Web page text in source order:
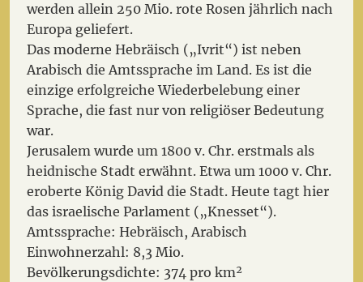
werden allein 250 Mio. rote Rosen jährlich nach
Europa geliefert.
Das moderne Hebräisch („Ivrit“) ist neben
Arabisch die Amtssprache im Land. Es ist die
einzige erfolgreiche Wiederbelebung einer
Sprache, die fast nur von religiöser Bedeutung
war.
Jerusalem wurde um 1800 v. Chr. erstmals als
heidnische Stadt erwähnt. Etwa um 1000 v. Chr.
eroberte König David die Stadt. Heute tagt hier
das israelische Parlament („Knesset“).
Amtssprache: Hebräisch, Arabisch
Einwohnerzahl: 8,3 Mio.
Bevölkerungsdichte: 374 pro km²